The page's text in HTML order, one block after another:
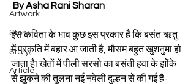
Artwork
Story
Story
Article
By Asha Rani Sharan
इस कविता के भाव कुछ इस प्रकार हैं कि बसंत ऋतु
में प्रकृति में बहार आ जाती है, मौसम बहुत खुशनुमा हो
जाता हैा खेतों में पीली सरसो का बसंती हवा के झोंके
से झुकने की तुलना नई नवेली दुल्हन से की गई है-